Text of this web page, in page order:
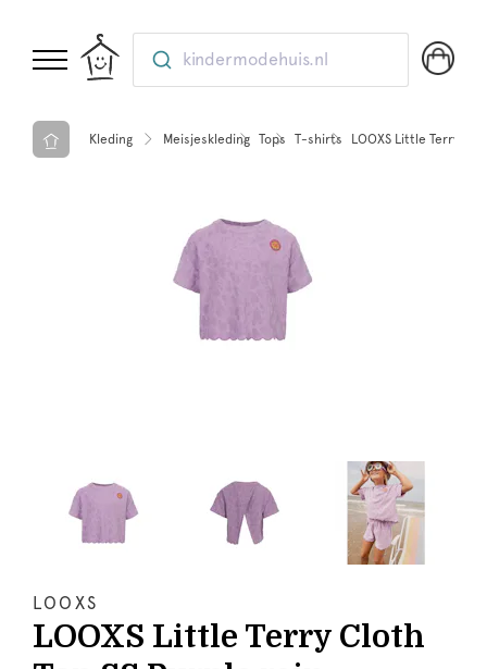
kindermodehuis.nl
Kleding Meisjeskleding Tops T-shirts LOOXS Little Terry
LOOXS
LOOXS Little Terry Cloth